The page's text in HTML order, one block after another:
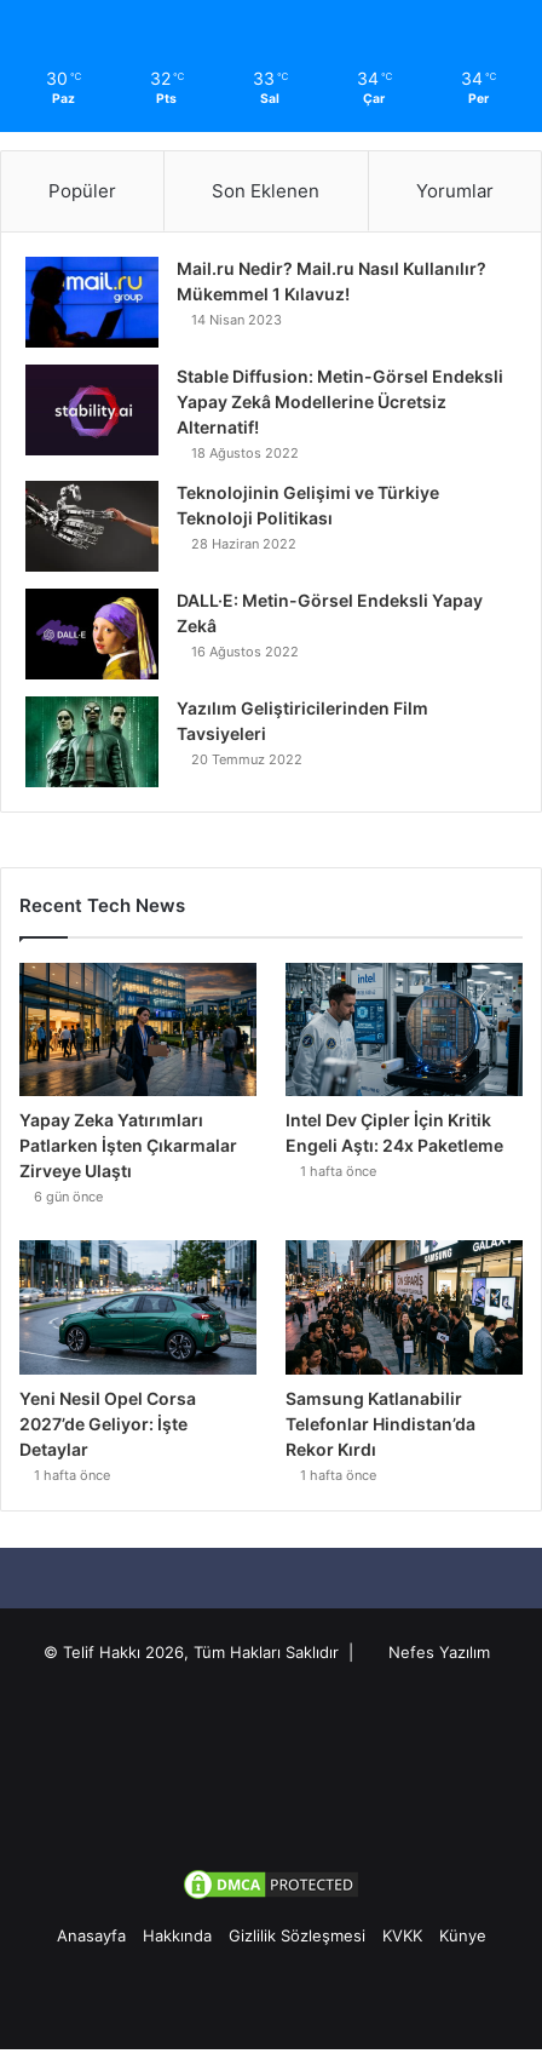
30 ℃
Paz
32 ℃
Pts
33 ℃
Sal
34 ℃
Çar
34 ℃
Per
Popüler Son Eklenen Yorumlar
Mail.ru Nedir? Mail.ru Nasıl Kullanılır?
Mükemmel 1 Kılavuz!
14 Nisan 2023
Stable Diffusion: Metin-Görsel Endeksli
Yapay Zekâ Modellerine Ücretsiz
Alternatif!
18 Ağustos 2022
Teknolojinin Gelişimi ve Türkiye
Teknoloji Politikası
28 Haziran 2022
DALL·E: Metin-Görsel Endeksli Yapay
Zekâ
16 Ağustos 2022
Yazılım Geliştiricilerinden Film
Tavsiyeleri
20 Temmuz 2022
Recent Tech News
Yapay Zeka Yatırımları
Patlarken İşten Çıkarmalar
Zirveye Ulaştı
6 gün önce
Intel Dev Çipler İçin Kritik
Engeli Aştı: 24x Paketleme
1 hafta önce
Yeni Nesil Opel Corsa
2027’de Geliyor: İşte
Detaylar
1 hafta önce
Samsung Katlanabilir
Telefonlar Hindistan’da
Rekor Kırdı
1 hafta önce
© Telif Hakkı 2026, Tüm Hakları Saklıdır | Nefes Yazılım
Anasayfa Hakkında Gizlilik Sözleşmesi KVKK Künye